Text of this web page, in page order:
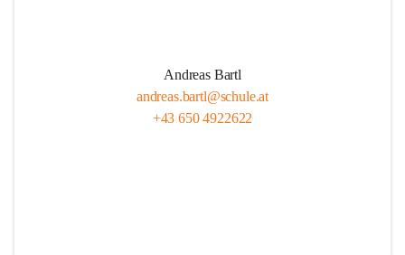
Andreas Bartl
andreas.bartl@schule.at
+43 650 4922622